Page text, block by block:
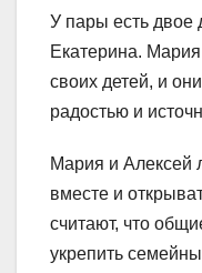
У пары есть двое
Екатерина.
своих детей, и
радостью и
Мария и Алексей
вместе и
считают, что
укрепить